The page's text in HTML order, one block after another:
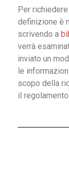
Per
definizione è
scrivendo a
verrà
inviato un
le
scopo della
il regolamento